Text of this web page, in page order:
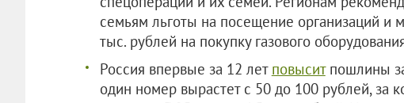
семьям льготы на посещение организаций и
тыс. рублей на покупку газового
Россия впервые за 12 лет повыситпошлины
один номер вырастет с 50 до 100 рублей, за